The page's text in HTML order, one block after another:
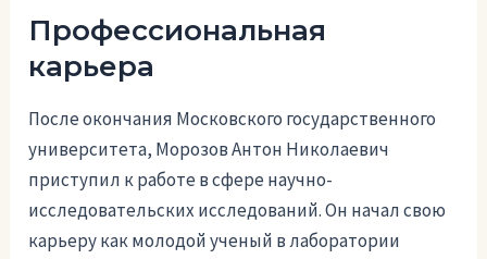
Профессиональная
карьера
После окончания Московского государственного
университета, Морозов Антон Николаевич
приступил к работе в сфере научно-
исследовательских исследований. Он начал свою
карьеру как молодой ученый в лаборатории